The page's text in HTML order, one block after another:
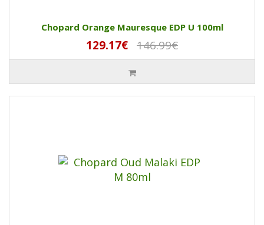
Chopard Orange Mauresque EDP U 100ml
129.17€ 146.99€